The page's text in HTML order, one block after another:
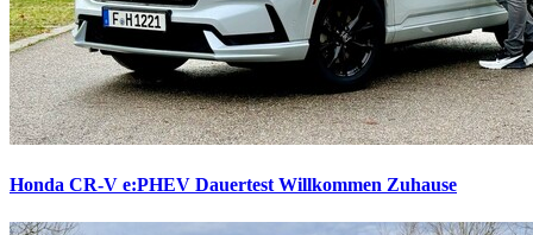
Honda CR-V e:PHEV Dauertest Willkommen Zuhause